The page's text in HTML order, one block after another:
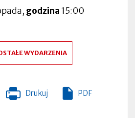
godzina 15:00
WYDARZENIA
Drukuj
Otworzy
PDF